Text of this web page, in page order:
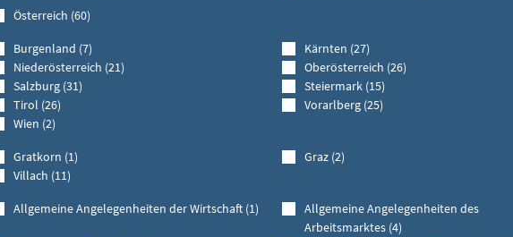
Österreich (60)
Burgenland (7)
Kärnten (27)
Niederösterreich (21)
Oberösterreich (26)
Salzburg (31)
Steiermark (15)
Tirol (26)
Vorarlberg (25)
Wien (2)
Gratkorn (1)
Graz (2)
Villach (11)
Allgemeine Angelegenheiten der Wirtschaft (1)
Allgemeine Angelegenheiten des
Arbeitsmarktes (4)